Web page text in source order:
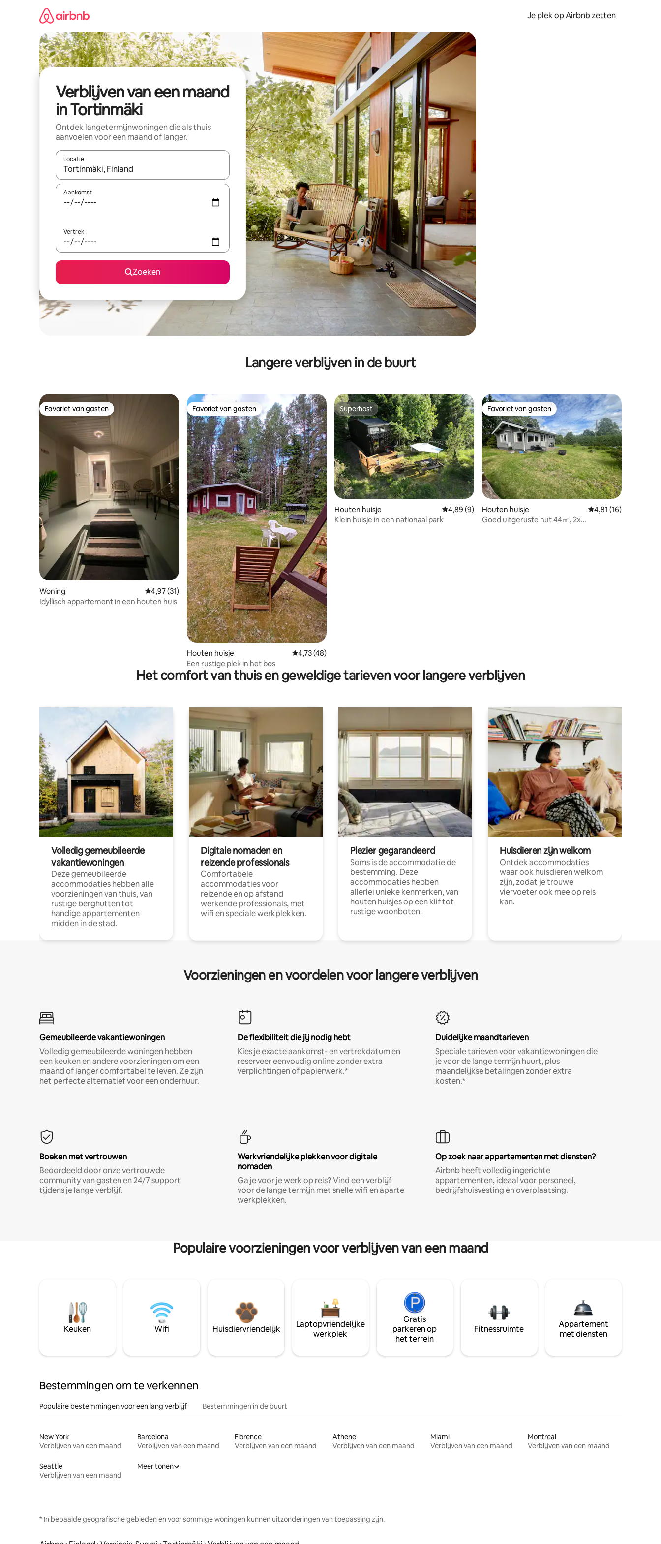
Je plek op Airbnb zetten
Verblijven van een maand
in Tortinmäki
Ontdek langetermijnwoningen die als thuis
aanvoelen voor een maand of langer.
Locatie
Wanneer er resultaten beschikbaar zijn, maak je een keuze met je de pijltjestoetsen omhoog en omlaag, óf door te tikken of swipen.
Aankomst
Vertrek
Zoeken
Langere verblijven in de buurt
Favoriet van gasten
Favoriet van gasten
Woning Gemiddelde beoordeling van 4,97 op 5, 31 recensies
4,97 (31)
Idyllisch appartement in een houten huis
Favoriet van gasten
Favoriet van gasten
Houten huisje Gemiddelde beoordeling van 4,73 op 5, 48 recensies
4,73 (48)
Een rustige plek in het bos
Superhost
Superhost
Houten huisje Gemiddelde beoordeling van 4,89 op 5, 9 recensies
4,89 (9)
Klein huisje in een nationaal park
Favoriet van gasten
Favoriet van gasten
Houten huisje Gemiddelde
4,81 (16)
Goed uitgeruste hut 44㎡, 2x
Het comfort van thuis en geweldige tarieven voor langere verblijven
Volledig gemeubileerde
vakantiewoningen
Deze gemeubileerde
accommodaties hebben alle
voorzieningen van thuis, van
rustige berghutten tot
handige appartementen
midden in de stad.
Digitale nomaden en
reizende professionals
Comfortabele
accommodaties voor
reizende en op afstand
werkende professionals, met
wifi en speciale werkplekken.
Plezier gegarandeerd
Soms is de accommodatie de
bestemming. Deze
accommodaties hebben
allerlei unieke kenmerken, van
houten huisjes op een klif tot
rustige woonboten.
Huisdieren zijn welkom
Ontdek accommodaties
waar ook huisdieren welkom
zijn, zodat je trouwe
viervoeter ook mee op reis
kan.
Voorzieningen en voordelen voor langere verblijven
Gemeubileerde vakantiewoningen
Volledig gemeubileerde woningen hebben
een keuken en andere voorzieningen om een
maand of langer comfortabel te leven. Ze zijn
het perfecte alternatief voor een onderhuur.
De flexibiliteit die jij nodig hebt
Kies je exacte aankomst- en vertrekdatum en
reserveer eenvoudig online zonder extra
verplichtingen of papierwerk.*
Duidelijke maandtarieven
Speciale tarieven voor vakantiewoningen die
je voor de lange termijn huurt, plus
maandelijkse betalingen zonder extra
kosten.*
Boeken met vertrouwen
Beoordeeld door onze vertrouwde
community van gasten en 24/7 support
tijdens je lange verblijf.
Werkvriendelijke plekken voor digitale
nomaden
Ga je voor je werk op reis? Vind een verblijf
voor de lange termijn met snelle wifi en aparte
werkplekken.
Op zoek naar appartementen met diensten?
Airbnb heeft volledig ingerichte
appartementen, ideaal voor personeel,
bedrijfshuisvesting en overplaatsing.
Populaire voorzieningen voor verblijven van een maand
Keuken Wifi Huisdiervriendelijk
Laptopvriendelijke
werkplek
Gratis
parkeren op
het terrein
Fitnessruimte
Appartement
met diensten
Bestemmingen om te verkennen
Populaire bestemmingen voor een lang verblijf Bestemmingen in de buurt
New York
Verblijven van een maand
Barcelona
Verblijven van een maand
Florence
Verblijven van een maand
Athene
Verblijven van een maand
Miami
Verblijven van een maand
Montreal
Verblijven van een maand
Seattle
Verblijven van een maand
Meer tonen
* In bepaalde geografische gebieden en voor sommige woningen kunnen uitzonderingen van toepassing zijn.